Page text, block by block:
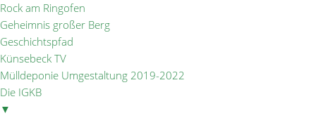
Rock am Ringofen
Geheimnis großer Berg
Geschichtspfad
Künsebeck TV
Mülldeponie Umgestaltung 2019-2022
Die IGKB
▼